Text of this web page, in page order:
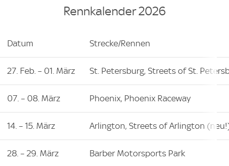
Rennkalender 2026
Datum Strecke/Rennen
27. Feb. – 01. März St. Petersburg, Streets of St.
07. – 08. März Phoenix, Phoenix Raceway
14. – 15. März Arlington, Streets of Arlington
28. – 29. März Barber Motorsports Park